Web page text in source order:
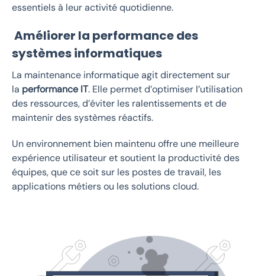
essentiels à leur activité quotidienne.
Améliorer la performance des
systèmes informatiques
La maintenance informatique agit directement sur
la performance IT. Elle permet d’optimiser l’utilisation
des ressources, d’éviter les ralentissements et de
maintenir des systèmes réactifs.
Un environnement bien maintenu offre une meilleure
expérience utilisateur et soutient la productivité des
équipes, que ce soit sur les postes de travail, les
applications métiers ou les solutions cloud.